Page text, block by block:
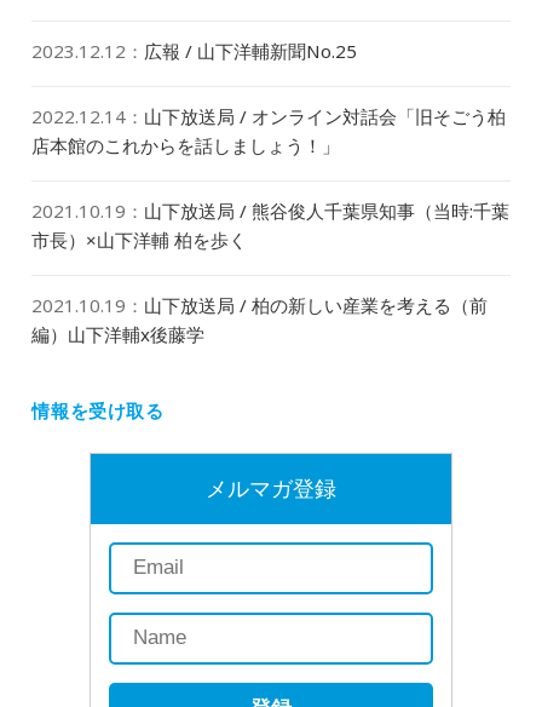
2023.12.12 ： 広報 / 山下洋輔新聞No.25
2022.12.14 ： 山下放送局 / オンライン対話会「旧そごう柏
店本館のこれからを話しましょう！」
2021.10.19 ： 山下放送局 / 熊谷俊人千葉県知事（当時:千葉
市長）×山下洋輔 柏を歩く
2021.10.19 ： 山下放送局 / 柏の新しい産業を考える（前
編）山下洋輔x後藤学
情報を受け取る
メルマガ登録